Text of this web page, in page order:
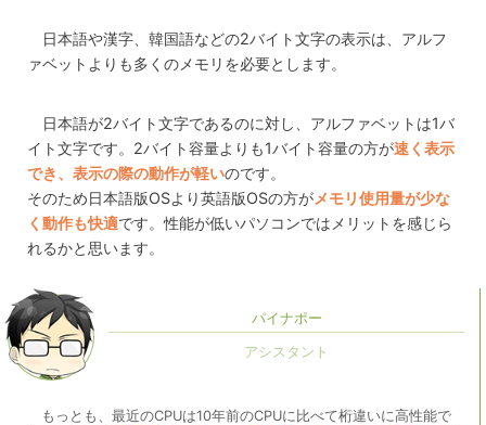
日本語や漢字、韓国語などの2バイト文字の表示は、アルフ
ァベットよりも多くのメモリを必要とします。
日本語が2バイト文字であるのに対し、アルファベットは1バ
イト文字です。2バイト容量よりも1バイト容量の方が速く表示
でき、表示の際の動作が軽いのです。
そのため日本語版OSより英語版OSの方がメモリ使用量が少な
く動作も快適です。性能が低いパソコンではメリットを感じら
れるかと思います。
パイナポー
もっとも、最近のCPUは10年前のCPUに比べて桁違いに高性能で